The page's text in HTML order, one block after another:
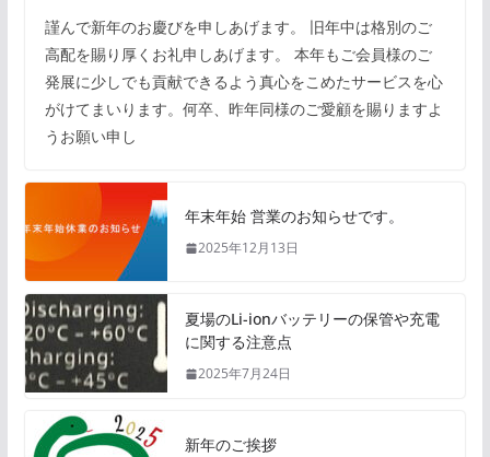
謹んで新年のお慶びを申しあげます。 旧年中は格別のご
高配を賜り厚くお礼申しあげます。 本年もご会員様のご
発展に少しでも貢献できるよう真心をこめたサービスを心
がけてまいります。何卒、昨年同様のご愛顧を賜りますよ
うお願い申し
年末年始 営業のお知らせです。
2025年12月13日
夏場のLi-ionバッテリーの保管や充電
に関する注意点
2025年7月24日
新年のご挨拶